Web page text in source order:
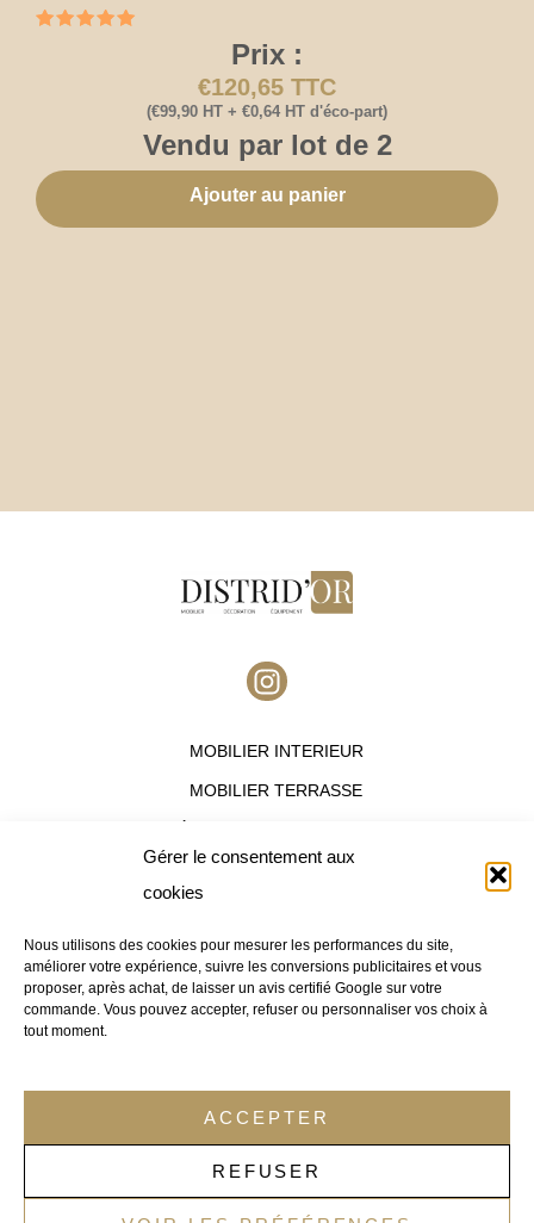
Gérer le consentement aux
cookies
Nous utilisons des cookies pour mesurer les performances du site,
améliorer votre expérience, suivre les conversions publicitaires et vous
proposer, après achat, de laisser un avis certifié Google sur votre
commande. Vous pouvez accepter, refuser ou personnaliser vos choix à
tout moment.
ACCEPTER
REFUSER
Prix :
€120,65 TTC
(€99,90 HT + €0,64 HT d'éco-part)
Vendu par lot de 2
Ajouter au panier
I
n
t
a
r
a
MOBILIER INTERIEUR
MOBILIER TERRASSE
OFFRES DESTOCKAGES
Nous contacter :
Besoin d’un conseil ?Appelez notre
Email : contact@distridor.com
Entrepôt (visite sur RDV uniquement) :
110 Rue du Companet